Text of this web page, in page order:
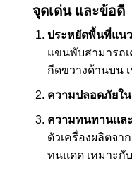
จุดเด่น และข้อดี
ประหยัดพื้นที่แน
แขนพับสามารถ
กีดขวางด้านบน
ความปลอดภัยใ
ความทนทานแล
ตัวเครื่องผลิตจ
ทนแดด เหมาะกั